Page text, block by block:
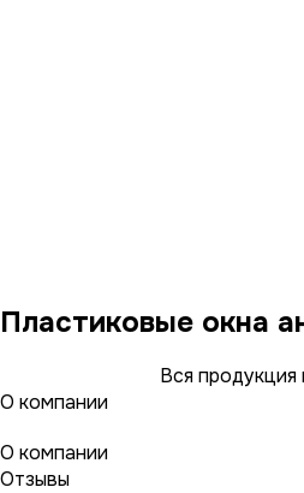
Пластиковые окна
Вся продукция
О компании
О компании
Отзывы